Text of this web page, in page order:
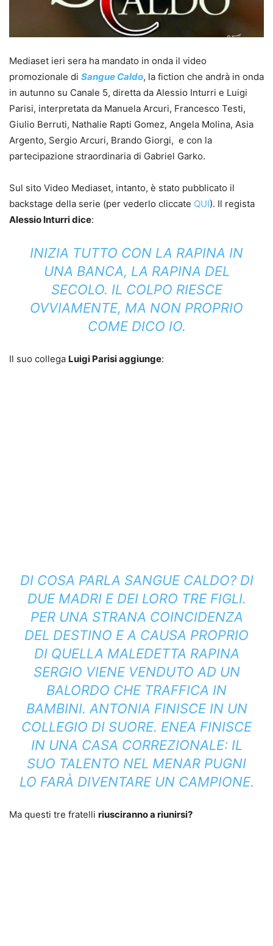
Mediaset ieri sera ha mandato in onda il video
promozionale di Sangue Caldo, la fiction che andrà in onda
in autunno su Canale 5, diretta da Alessio Inturri e Luigi
Parisi, interpretata da Manuela Arcuri, Francesco Testi,
Giulio Berruti, Nathalie Rapti Gomez, Angela Molina, Asia
Argento, Sergio Arcuri, Brando Giorgi, e con la
partecipazione straordinaria di Gabriel Garko.
Sul sito Video Mediaset, intanto, è stato pubblicato il
backstage della serie (per vederlo cliccate QUI). Il regista
Alessio Inturri dice:
INIZIA TUTTO CON LA RAPINA IN
UNA BANCA, LA RAPINA DEL
SECOLO. IL COLPO RIESCE
OVVIAMENTE, MA NON PROPRIO
COME DICO IO.
Il suo collega Luigi Parisi aggiunge:
DI COSA PARLA SANGUE CALDO? DI
DUE MADRI E DEI LORO TRE FIGLI.
PER UNA STRANA COINCIDENZA
DEL DESTINO E A CAUSA PROPRIO
DI QUELLA MALEDETTA RAPINA
SERGIO VIENE VENDUTO AD UN
BALORDO CHE TRAFFICA IN
BAMBINI. ANTONIA FINISCE IN UN
COLLEGIO DI SUORE. ENEA FINISCE
IN UNA CASA CORREZIONALE: IL
SUO TALENTO NEL MENAR PUGNI
LO FARÀ DIVENTARE UN CAMPIONE.
Ma questi tre fratelli riusciranno a riunirsi?